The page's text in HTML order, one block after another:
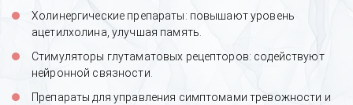
Холинергические препараты: повышают уровень
ацетилхолина, улучшая память.
Стимуляторы глутаматовых рецепторов: содействуют
нейронной связности.
Препараты для управления симптомами тревожности и